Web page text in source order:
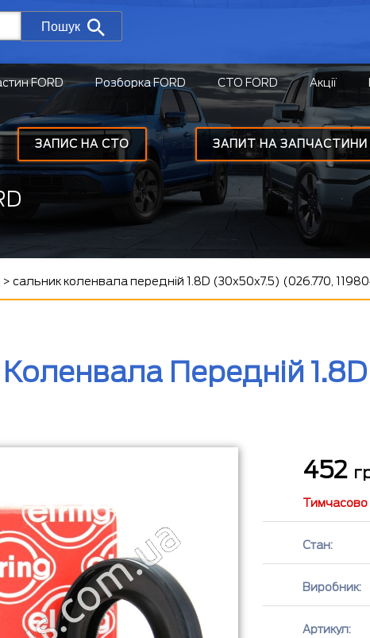
ЗАПИТ НА ЗАПЧАСТИНИ
ЗАПИС НА СТО
Пошук
FORD Розборка FORD СТО FORD Акції
> сальник коленвала передній 1.8D (30x50x7.5) (026.770,
Передній
452
Тимчасово
Стан:
Виробник:
Артикул: